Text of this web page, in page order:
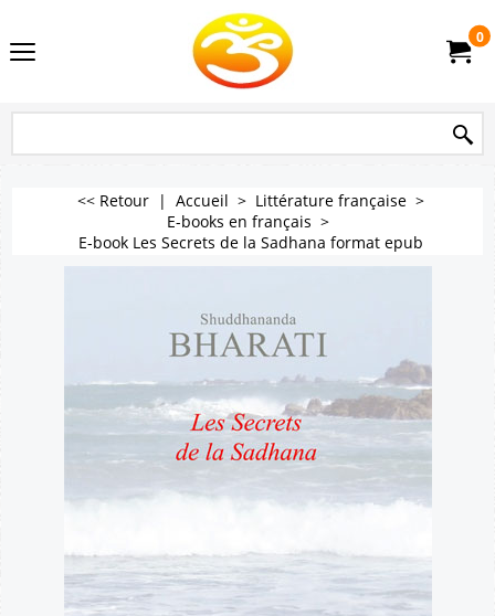
0
<< Retour | Accueil > Littérature française>
E-books en français >
E-book Les Secrets de la Sadhana format epub